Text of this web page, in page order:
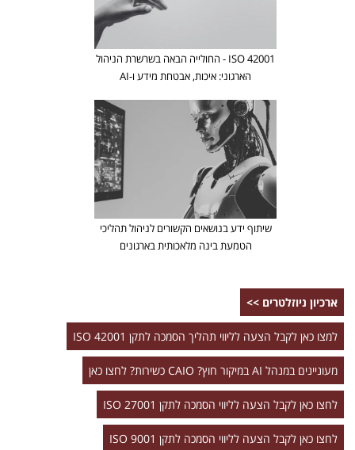
ISO 42001 - החולייה הבאה בשרשרת הניהול
הארגוני: איכות, אבטחת מידע ו-AI
שיתוף ידע בנושאים הקשורים לניהול תהליכי
הטמעת בינה מלאכותית בארגונים
ארכיון ניוזלטרים >>
למצו כאן לקבל הצעה לליווי תהליך הסמכה לתקן 42001 ISO
מעוניינים במנהל AI במיקור חוץ? CAIO כשירות? לחצו כאן
לחצו כאן לקבל הצעה לליווי הסמכה לתקן 27001 ISO
לחצו כאן לקבל הצעה לליווי הסמכה לתקן 9001 ISO